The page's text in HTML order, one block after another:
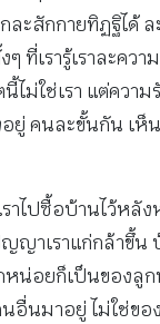
ละสักกายทิฏฐิได้
ที่เรารู้เราละคว
ไม่ใช่เรา แต่ความ
ยู่ คนละขั้นกัน เห็น
าไปซื้อบ้านไว้หลัง
าเราแก่กล้าขึ้น
หน่อยก็เป็นของลูก
นมาอยู่ ไม่ใช่ของ